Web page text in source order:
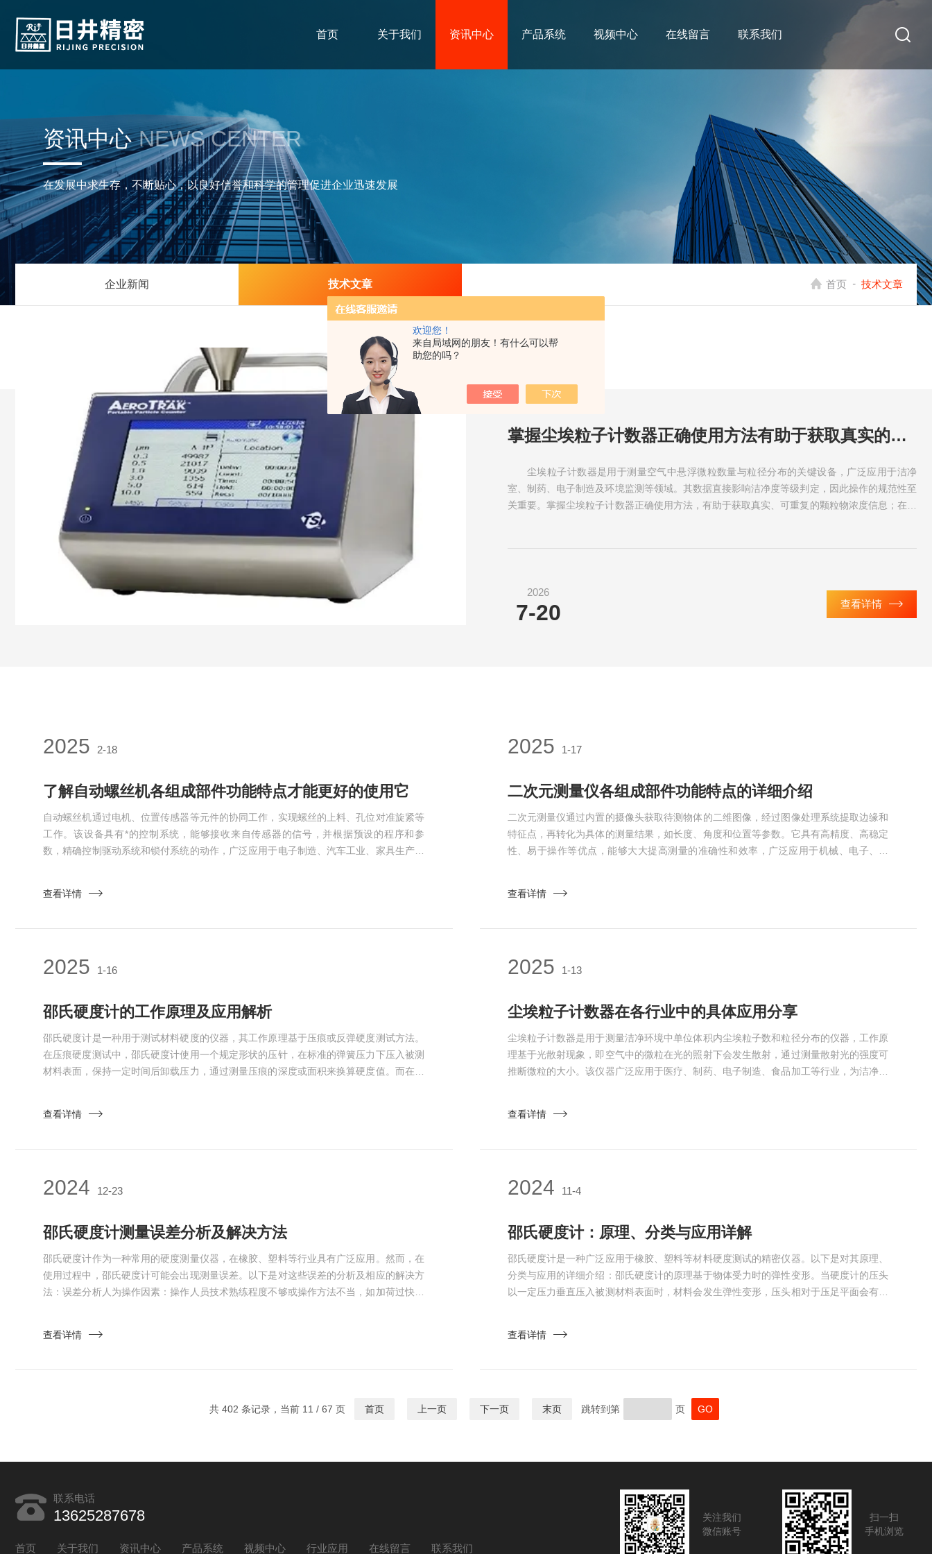
欢迎您！
来自局域网的朋友！有什么可以帮
助您的吗？
首页 关于我们 资讯中心 产品系统 视频中心 在线留言 联系我们
资讯中心 NEWS CENTER
在发展中求生存，不断贴心，以良好信誉和科学的管理促进企业迅速发展
企业新闻 技术文章 首页 - 技术文章
掌握尘埃粒子计数器正确使用方法有助于获取真实的颗粒物浓度信息
尘埃粒子计数器是用于测量空气中悬浮微粒数量与粒径分布的关键设备，广泛应用于洁净
室、制药、电子制造及环境监测等领域。其数据直接影响洁净度等级判定，因此操作的规范性至
关重要。掌握尘埃粒子计数器正确使用方法，有助于获取真实、可重复的颗粒物浓度信息；在日
2026
7-20 查看详情
2025 2-18
了解自动螺丝机各组成部件功能特点才能更好的使用它
自动螺丝机通过电机、位置传感器等元件的协同工作，实现螺丝的上料、孔位对准旋紧等
工作。该设备具有*的控制系统，能够接收来自传感器的信号，并根据预设的程序和参
数，精确控制驱动系统和锁付系统的动作，广泛应用于电子制造、汽车工业、家具生产、
分，负责将螺丝从储存仓库中送入设备。通常采用震动盘或者输送带等方式，确保螺丝的
查看详情
2025 1-17
二次元测量仪各组成部件功能特点的详细介绍
二次元测量仪通过内置的摄像头获取待测物体的二维图像，经过图像处理系统提取边缘和
特征点，再转化为具体的测量结果，如长度、角度和位置等参数。它具有高精度、高稳定
性、易于操作等优点，能够大大提高测量的准确性和效率，广泛应用于机械、电子、模
同构成了测量仪的测量基础，确保测量的高精度和稳定性。光学镜头通过高倍率放大成
查看详情
2025 1-16
邵氏硬度计的工作原理及应用解析
邵氏硬度计是一种用于测试材料硬度的仪器，其工作原理基于压痕或反弹硬度测试方法。
在压痕硬度测试中，邵氏硬度计使用一个规定形状的压针，在标准的弹簧压力下压入被测
材料表面，保持一定时间后卸载压力，通过测量压痕的深度或面积来换算硬度值。而在反
域。在制造业中，邵氏硬度计可用于测试各种材料的硬度，如金属、塑料、橡胶等，为工
查看详情
2025 1-13
尘埃粒子计数器在各行业中的具体应用分享
尘埃粒子计数器是用于测量洁净环境中单位体积内尘埃粒子数和粒径分布的仪器，工作原
理基于光散射现象，即空气中的微粒在光的照射下会发生散射，通过测量散射光的强度可
推断微粒的大小。该仪器广泛应用于医疗、制药、电子制造、食品加工等行业，为洁净室
安全等多个领域。以下是它在各行业中的具体应用：1、环境监测：通过监测空气中的尘
查看详情
2024 12-23
邵氏硬度计测量误差分析及解决方法
邵氏硬度计作为一种常用的硬度测量仪器，在橡胶、塑料等行业具有广泛应用。然而，在
使用过程中，邵氏硬度计可能会出现测量误差。以下是对这些误差的分析及相应的解决方
法：误差分析人为操作因素：操作人员技术熟练程度不够或操作方法不当，如加荷过快或
差；试样厚度不足也可能导致硬度值偏高。仪器本身因素：邵氏硬度计使用时间较长后，
查看详情
2024 11-4
邵氏硬度计：原理、分类与应用详解
邵氏硬度计是一种广泛应用于橡胶、塑料等材料硬度测试的精密仪器。以下是对其原理、
分类与应用的详细介绍：邵氏硬度计的原理基于物体受力时的弹性变形。当硬度计的压头
以一定压力垂直压入被测材料表面时，材料会发生弹性变形，压头相对于压足平面会有一
氏硬度值。邵氏硬度计主要分为A型、C型和D型三种。其中，A型适用于一般橡胶、合成
查看详情
共 402 条记录，当前 11 / 67 页 首页 上一页 下一页 末页 跳转到第 页
联系电话
13625287678
首页 关于我们 资讯中心 产品系统 视频中心 行业应用 在线留言 联系我们
关注我们
微信账号
扫一扫
手机浏览